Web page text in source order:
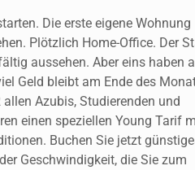
Die erste eigene Wohnung
Plötzlich Home-Office. Der
aussehen. Aber eins haben
Geld bleibt am Ende des
Azubis, Studierenden und
einen speziellen Young Tarif
Buchen Sie jetzt
Geschwindigkeit, die Sie zum